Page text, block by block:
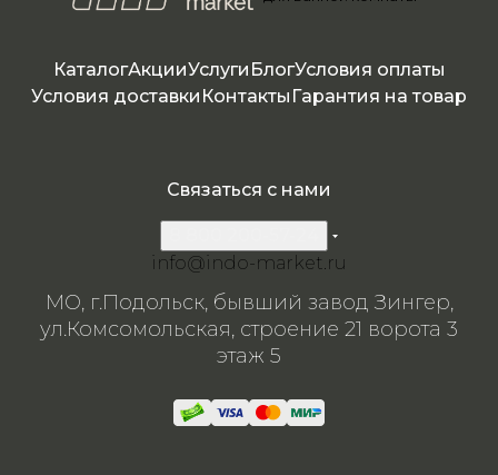
КаталогАкцииУслуги БлогУсловия оплаты
Условия доставки Контакты Гарантия на товар
Связаться с нами
info@indo-market.ru
МО, г.Подольск, бывший завод Зингер,
ул.Комсомольская, строение 21 ворота 3
этаж 5